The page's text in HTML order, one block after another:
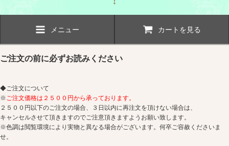
メニュー カートを見る
ご注文の前に必ずお読みください
◆ご注文について
※ご注文価格は２５００円から承っております。
２５００円以下のご注文の場合、３日以内に再注文を頂けない場合は、
キャンセルさせて頂きますのでご注意頂きますようお願い致します。
※色調は閲覧環境により実物と異なる場合がございます。何卒ご容赦くださいま
せ。